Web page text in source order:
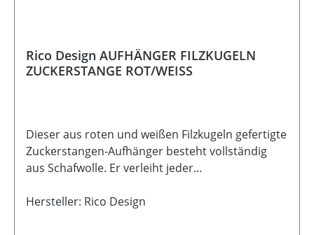
Rico Design AUFHÄNGER FILZKUGELN
ZUCKERSTANGE ROT/WEISS
Dieser aus roten und weißen Filzkugeln gefertigte
Zuckerstangen-Aufhänger besteht vollständig
aus Schafwolle. Er verleiht jeder
ansprechende Note. BeschreibungPerfekt zum
Hersteller: Rico Design